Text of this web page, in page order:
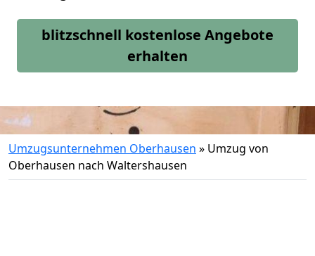
blitzschnell kostenlose Angebote
erhalten
Umzugsunternehmen Oberhausen » Umzug von
Oberhausen nach Waltershausen